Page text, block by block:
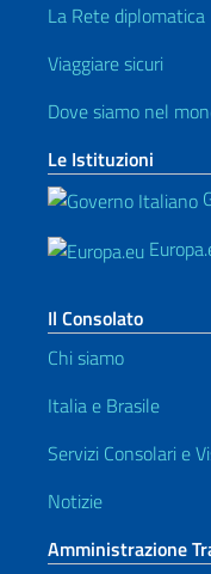
La Rete diplomatica
Viaggiare sicuri
Dove siamo nel
Le Istituzioni
Il Consolato
Chi siamo
Italia e Brasile
Servizi Consolari e
Notizie
Amministrazione